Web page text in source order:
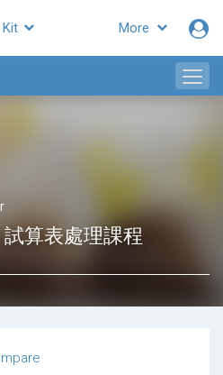
More
Kit
算表處理課程